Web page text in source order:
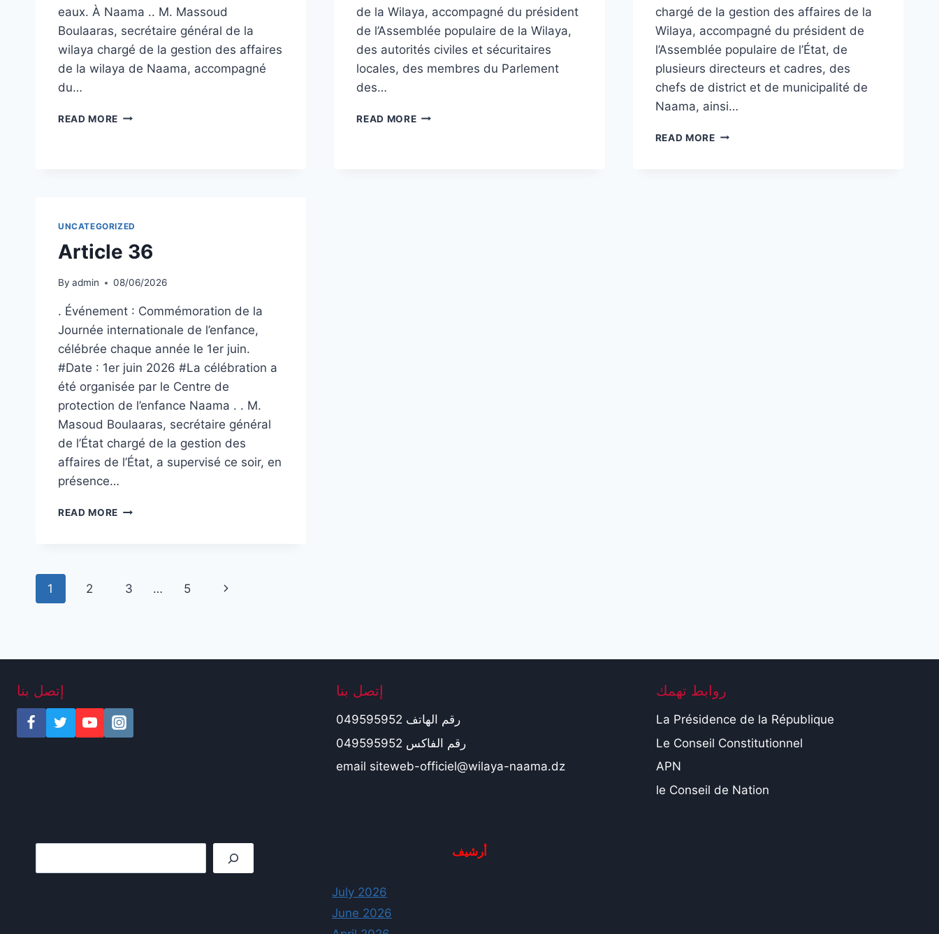
eaux. À Naama .. M. Massoud
Boulaaras, secrétaire général de la
wilaya chargé de la gestion des affaires
de la wilaya de Naama, accompagné
du…
READ MORE ARTICLE
de la Wilaya, accompagné du président
de l’Assemblée populaire de la Wilaya,
des autorités civiles et sécuritaires
locales, des membres du Parlement
des…
READ MOREARTICLE
chargé de la gestion des affaires de la
Wilaya, accompagné du président de
l’Assemblée populaire de l’État, de
plusieurs directeurs et cadres, des
chefs de district et de municipalité de
Naama, ainsi…
READ MOREARTICLE
UNCATEGORIZED
Article 36
By admin 08/06/2026
. Événement : Commémoration de la
Journée internationale de l’enfance,
célébrée chaque année le 1er juin.
#Date : 1er juin 2026 #La célébration a
été organisée par le Centre de
protection de l’enfance Naama . . M.
Masoud Boulaaras, secrétaire général
de l’État chargé de la gestion des
affaires de l’État, a supervisé ce soir, en
présence…
READ MORE ARTICLE
Page
1 2 3 … 5
Next
إتصل بنا إتصل بنا
رقم الهاتف 049595952
رقم الفاكس 049595952
email siteweb-officiel@wilaya-naama.dz
روابط تهمك
La Présidence de la République
Le Conseil Constitutionnel
APN
le Conseil de Nation
أرشيف
July 2026
June 2026